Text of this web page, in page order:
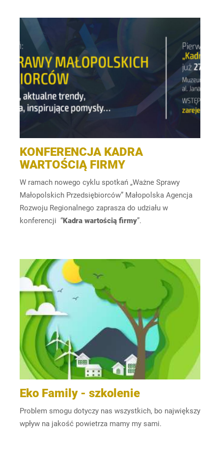
KONFERENCJA KADRA
WARTOŚCIĄ FIRMY
W ramach nowego cyklu spotkań „Ważne Sprawy
Małopolskich Przedsiębiorców” Małopolska Agencja
Rozwoju Regionalnego zaprasza do udziału w
konferencji “Kadra wartością firmy”.
Eko Family - szkolenie
Problem smogu dotyczy nas wszystkich, bo największy
wpływ na jakość powietrza mamy my sami.